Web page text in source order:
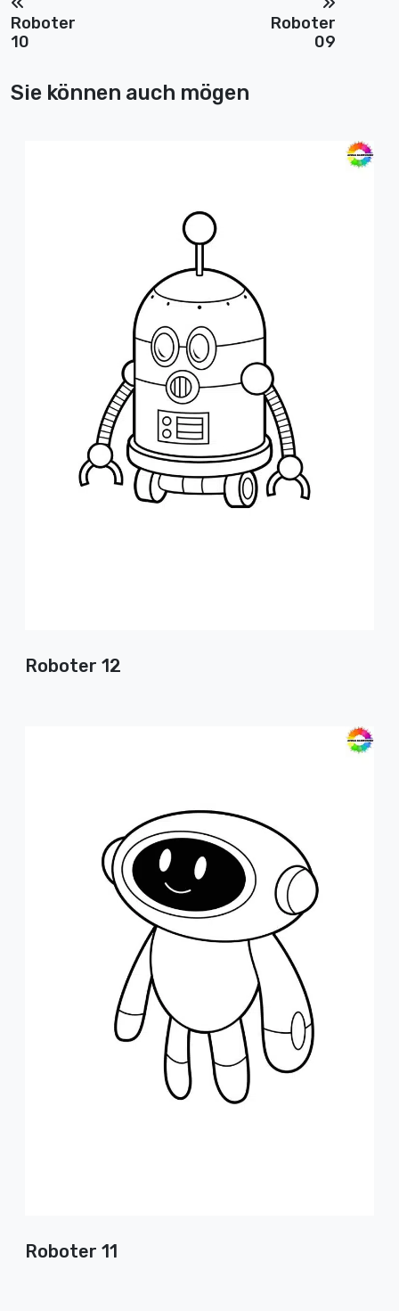
Roboter
10
Roboter
09
Sie können auch mögen
Roboter 12
Roboter 11